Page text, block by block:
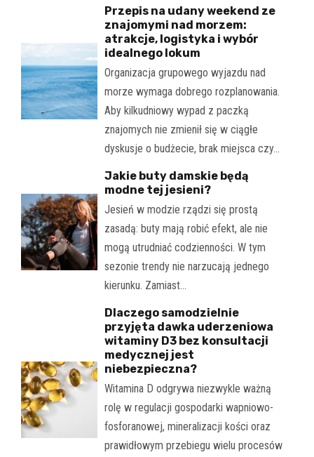
Przepis na udany weekend ze
znajomymi nad morzem:
atrakcje, logistyka i wybór
idealnego lokum
Organizacja grupowego wyjazdu nad
morze wymaga dobrego rozplanowania.
Aby kilkudniowy wypad z paczką
znajomych nie zmienił się w ciągłe
dyskusje o budżecie, brak miejsca czy…
Jakie buty damskie będą
modne tej jesieni?
Jesień w modzie rządzi się prostą
zasadą: buty mają robić efekt, ale nie
mogą utrudniać codzienności. W tym
sezonie trendy nie narzucają jednego
kierunku. Zamiast…
Dlaczego samodzielnie
przyjęta dawka uderzeniowa
witaminy D3 bez konsultacji
medycznej jest
niebezpieczna?
Witamina D odgrywa niezwykle ważną
rolę w regulacji gospodarki wapniowo-
fosforanowej, mineralizacji kości oraz
prawidłowym przebiegu wielu procesów